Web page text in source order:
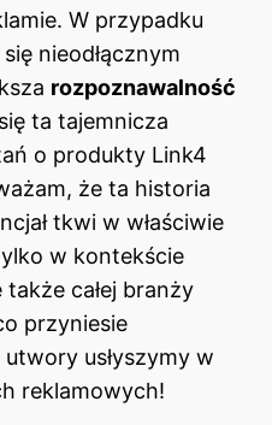
W przypadku
nieodłącznym
rozpoznawalność
ta tajemnicza
o produkty Link4
że ta historia
tkwi w właściwie
w kontekście
całej branży
przyniesie
usłyszymy w
reklamowych!